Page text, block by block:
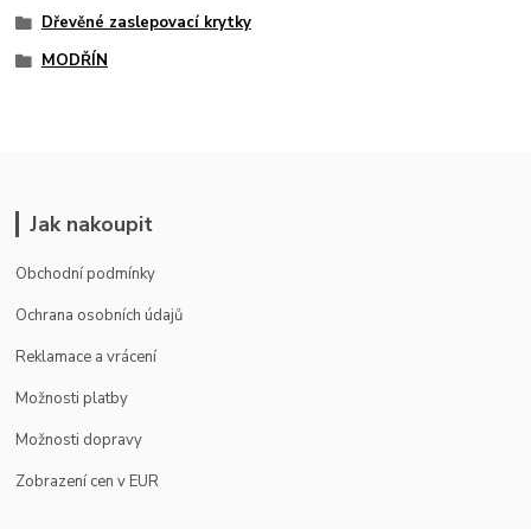
Dřevěné zaslepovací krytky
MODŘÍN
Jak nakoupit
Obchodní podmínky
Ochrana osobních údajů
Reklamace a vrácení
Možnosti platby
Možnosti dopravy
Zobrazení cen v EUR